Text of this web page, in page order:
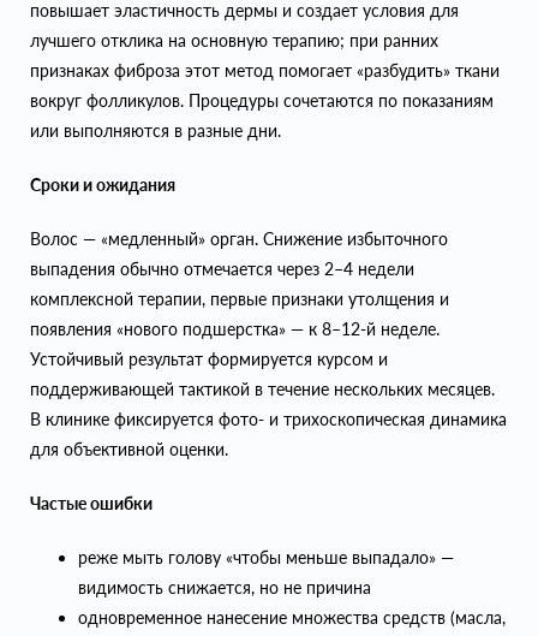
повышает эластичность дермы и создает условия для
лучшего отклика на основную терапию; при ранних
признаках фиброза этот метод помогает «разбудить» ткани
вокруг фолликулов. Процедуры сочетаются по показаниям
или выполняются в разные дни.
Сроки и ожидания
Волос — «медленный» орган. Снижение избыточного
выпадения обычно отмечается через 2–4 недели
комплексной терапии, первые признаки утолщения и
появления «нового подшерстка» — к 8–12-й неделе.
Устойчивый результат формируется курсом и
поддерживающей тактикой в течение нескольких месяцев.
В клинике фиксируется фото- и трихоскопическая динамика
для объективной оценки.
Частые ошибки
реже мыть голову «чтобы меньше выпадало» —
видимость снижается, но не причина
одновременное нанесение множества средств (масла,